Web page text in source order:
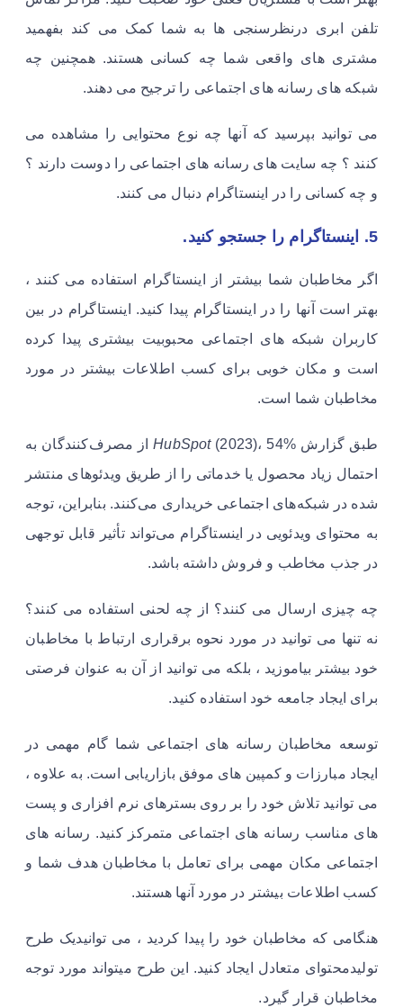
تلفن ابری درنظرسنجی ها به شما کمک می کند بفهمید
مشتری های واقعی شما چه کسانی هستند. همچنین چه
شبکه های رسانه های اجتماعی را ترجیح می دهند.
می توانید بپرسید که آنها چه نوع محتوایی را مشاهده می
کنند ؟ چه سایت های رسانه های اجتماعی را دوست دارند ؟
و چه کسانی را در اینستاگرام دنبال می کنند.
5. اینستاگرام را جستجو کنید.
اگر مخاطبان شما بیشتر از اینستاگرام استفاده می کنند ،
بهتر است آنها را در اینستاگرام پیدا کنید. اینستاگرام در بین
کاربران شبکه های اجتماعی محبوبیت بیشتری پیدا کرده
است و مکان خوبی برای کسب اطلاعات بیشتر در مورد
مخاطبان شما است.
طبق گزارش HubSpot(2023)، 54% از مصرف‌کنندگان به
احتمال زیاد محصول یا خدماتی را از طریق ویدئوهای منتشر
شده در شبکه‌های اجتماعی خریداری می‌کنند. بنابراین، توجه
به محتوای ویدئویی در اینستاگرام می‌تواند تأثیر قابل توجهی
در جذب مخاطب و فروش داشته باشد.
چه چیزی ارسال می کنند؟ از چه لحنی استفاده می کنند؟
نه تنها می توانید در مورد نحوه برقراری ارتباط با مخاطبان
خود بیشتر بیاموزید ، بلکه می توانید از آن به عنوان فرصتی
برای ایجاد جامعه خود استفاده کنید.
توسعه مخاطبان رسانه های اجتماعی شما گام مهمی در
ایجاد مبارزات و کمپین های موفق بازاریابی است. به علاوه ،
می توانید تلاش خود را بر روی بسترهای نرم افزاری و پست
های مناسب رسانه های اجتماعی متمرکز کنید. رسانه های
اجتماعی مکان مهمی برای تعامل با مخاطبان هدف شما و
کسب اطلاعات بیشتر در مورد آنها هستند.
هنگامی که مخاطبان خود را پیدا کردید ، می توانیدیک طرح
تولیدمحتوای متعادل ایجاد کنید. این طرح میتواند مورد توجه
مخاطبان قرار گیرد.